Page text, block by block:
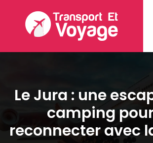
Le Jura : une
camping
reconnecter avec